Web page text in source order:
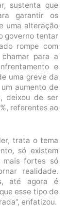
sustenta que
garantir os
uma alteração
governo tentar
rompe com
para a
e
uma greve da
aumento de
deixou de ser
referentes ao
trata o tema
só existem
mais fortes só
realidade.
até agora é
esse tipo de
enfatizou.